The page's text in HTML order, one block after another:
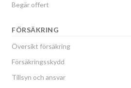
Begär offert
FÖRSÄKRING
Översikt försäkring
Försäkringsskydd
Tillsyn och ansvar